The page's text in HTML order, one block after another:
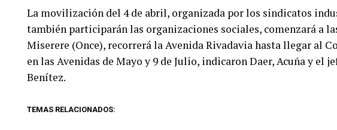
La movilización del 4 de abril, organizada por los sindicatos
también participarán las organizaciones sociales, comenzará a
Miserere (Once), recorrerá la Avenida Rivadavia hasta llegar al
en las Avenidas de Mayo y 9 de Julio, indicaron Daer, Acuña y el
Benítez.
TEMAS RELACIONADOS: